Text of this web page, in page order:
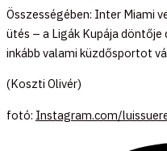
Összességében: Inter Miami
ütés – a Ligák Kupája
inkább valami küzdősportot
(Koszti Olivér)
fotó: Instagram.com/